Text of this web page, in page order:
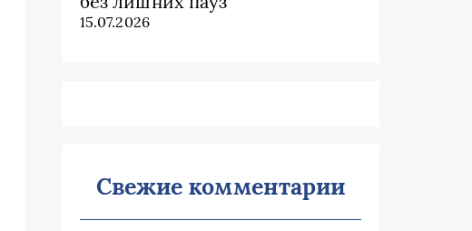
15.07.2026
Свежие комментарии